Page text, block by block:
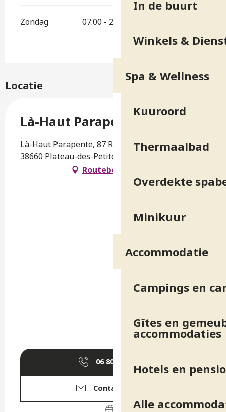
In de buurt
Winkels &
Spa & Wellness
Kuuroord
Thermaalbad
Overdekte
Minikuur
Accommodatie
Campings en
Gîtes en
accommodaties
Hotels en
Alle
Zondag 07:00 - 20:00
Locatie
Là-Haut Parapente
Là-Haut Parapente, 87 Route des 3 Villages,
38660 Plateau-des-Petites-Roches
Routebeschrijving
06 80 57 91
Contacteer ons